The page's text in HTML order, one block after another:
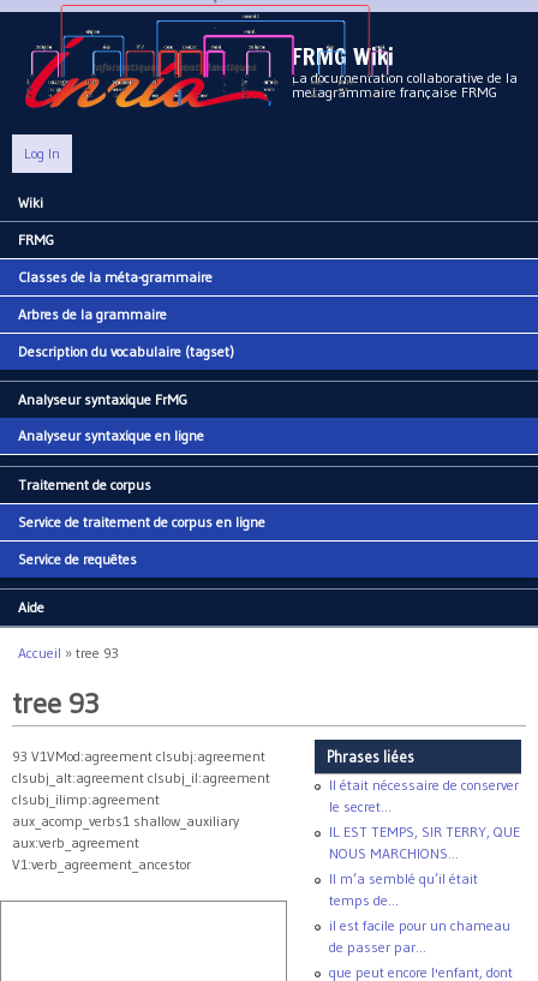
Aller au contenu principal
FRMG Wiki
La documentation collaborative de la
metagrammaire française FRMG
Log In
Main menu
Wiki
FRMG
Classes de la méta-grammaire
Arbres de la grammaire
Description du vocabulaire (tagset)
Analyseur syntaxique FrMG
Analyseur syntaxique en ligne
Traitement de corpus
Service de traitement de corpus en ligne
Service de requêtes
Aide
Vous êtes ici
Accueil » tree 93
tree 93
93 V1VMod:agreement clsubj:agreement
clsubj_alt:agreement clsubj_il:agreement
clsubj_ilimp:agreement
aux_acomp_verbs1 shallow_auxiliary
aux:verb_agreement
V1:verb_agreement_ancestor
Phrases liées
Il était nécessaire de conserver
le secret...
IL EST TEMPS, SIR TERRY, QUE
NOUS MARCHIONS...
Il m’a semblé qu’il était
temps de...
il est facile pour un chameau
de passer par...
que peut encore l'enfant, dont